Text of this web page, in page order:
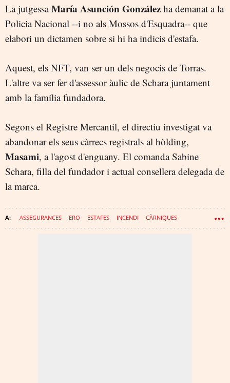
La jutgessaMaría Asunción González ha demanat a la
Policia Nacional --i no als Mossos d'Esquadra-- que
elabori un dictamen sobre si hi ha indicis d'estafa.
Aquest, els NFT, van ser un dels negocis de Torras.
L'altre va ser fer d'assessor àulic de Schara juntament
amb la família fundadora.
Segons el Registre Mercantil, el directiu investigat va
abandonar els seus càrrecs registrals al hòlding,
Masami, a l'agost d'enguany. El comanda Sabine
Schara, filla del fundador i actual consellera delegada de
la marca.
ASSEGURANCES ERO ESTAFES INCENDI CÀRNIQUES